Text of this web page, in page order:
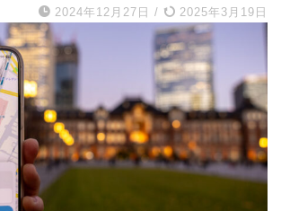
2024年12月27日 / 2025年3月19日